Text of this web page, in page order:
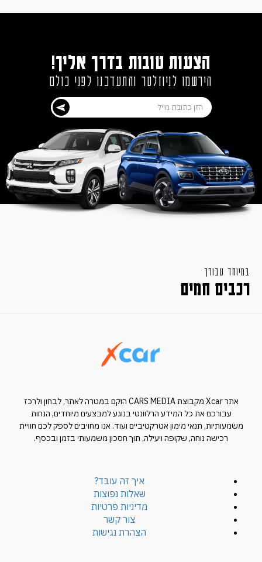
הצעות טובות בדרך אליך!
הירשמו לניוזלטר והתעדכנו לפני כולם
במיוחד עבורך
רכבים חמים
אתר Xcar מקבוצת CARS MEDIA הוקם במטרה לאתר, לבחון ולרכז
עבורכם את כל המידע הרלוונטי בנוגע למבצעים מיוחדים, הנחות
משמעותיות, תנאי מימון אטרקטיביים ועוד. אנו מחויבים לספק לכם חוויית
רכישה נוחה, שקופה ויעילה, תוך חסכון משמעותי בזמן ובכסף.
איך זה עובד?
שאלות נפוצות
מדיניות פרטיות
צור קשר
הצהרת נגישות